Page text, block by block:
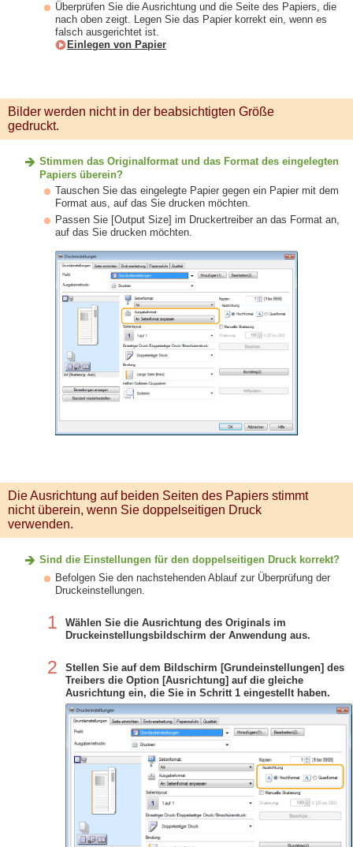
Überprüfen Sie die Ausrichtung und die Seite des Papiers, die
nach oben zeigt. Legen Sie das Papier korrekt ein, wenn es
falsch ausgerichtet ist.
Einlegen von Papier
Bilder werden nicht in der beabsichtigten Größe
gedruckt.
Stimmen das Originalformat und das Format des eingelegten
Papiers überein?
Tauschen Sie das eingelegte Papier gegen ein Papier mit dem
Format aus, auf das Sie drucken möchten.
Passen Sie [Output Size] im Druckertreiber an das Format an,
auf das Sie drucken möchten.
Die Ausrichtung auf beiden Seiten des Papiers stimmt
nicht überein, wenn Sie doppelseitigen Druck
verwenden.
Sind die Einstellungen für den doppelseitigen Druck korrekt?
Befolgen Sie den nachstehenden Ablauf zur Überprüfung der
Druckeinstellungen.
1
Wählen Sie die Ausrichtung des Originals im
Druckeinstellungsbildschirm der Anwendung aus.
2
Stellen Sie auf dem Bildschirm [Grundeinstellungen] des
Treibers die Option [Ausrichtung] auf die gleiche
Ausrichtung ein, die Sie in Schritt 1 eingestellt haben.